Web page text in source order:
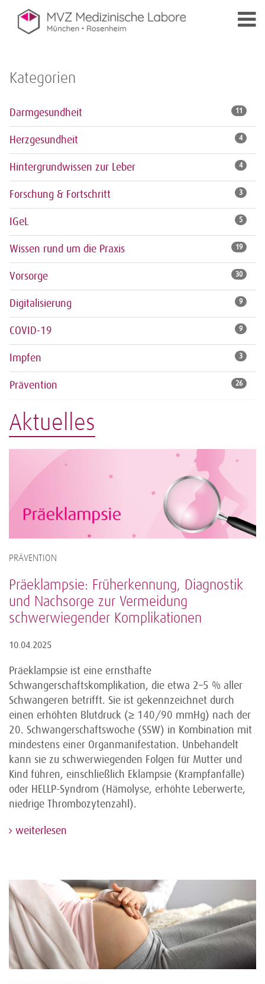
Kategorien
Darmgesundheit 11
Herzgesundheit 4
Hintergrundwissen zur Leber 4
Forschung & Fortschritt 3
IGeL 5
Wissen rund um die Praxis 19
Vorsorge 30
Digitalisierung 9
COVID-19 9
Impfen 3
Prävention 26
Aktuelles
PRÄVENTION
Präeklampsie: Früherkennung, Diagnostik
und Nachsorge zur Vermeidung
schwerwiegender Komplikationen
10.04.2025
Präeklampsie ist eine ernsthafte
Schwangerschaftskomplikation, die etwa 2–5 % aller
Schwangeren betrifft. Sie ist gekennzeichnet durch
einen erhöhten Blutdruck (≥ 140/90 mmHg) nach der
20. Schwangerschaftswoche (SSW) in Kombination mit
mindestens einer Organmanifestation. Unbehandelt
kann sie zu schwerwiegenden Folgen für Mutter und
Kind führen, einschließlich Eklampsie (Krampfanfälle)
oder HELLP-Syndrom (Hämolyse, erhöhte Leberwerte,
niedrige Thrombozytenzahl).
weiterlesen